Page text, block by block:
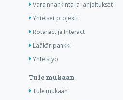
Varainhankinta ja lahjoitukset
Yhteiset projektit
Rotaract ja Interact
Lääkäripankki
Yhteistyö
Tule mukaan
Tule mukaan